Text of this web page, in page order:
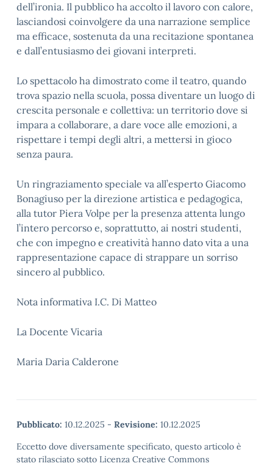
dell’ironia. Il pubblico ha accolto il lavoro con calore,
lasciandosi coinvolgere da una narrazione semplice
ma efficace, sostenuta da una recitazione spontanea
e dall’entusiasmo dei giovani interpreti.
Lo spettacolo ha dimostrato come il teatro, quando
trova spazio nella scuola, possa diventare un luogo di
crescita personale e collettiva: un territorio dove si
impara a collaborare, a dare voce alle emozioni, a
rispettare i tempi degli altri, a mettersi in gioco
senza paura.
Un ringraziamento speciale va all’esperto Giacomo
Bonagiuso per la direzione artistica e pedagogica,
alla tutor Piera Volpe per la presenza attenta lungo
l’intero percorso e, soprattutto, ai nostri studenti,
che con impegno e creatività hanno dato vita a una
rappresentazione capace di strappare un sorriso
sincero al pubblico.
Nota informativa I.C. Di Matteo
La Docente Vicaria
Maria Daria Calderone
Pubblicato: 10.12.2025 - Revisione: 10.12.2025
Eccetto dove diversamente specificato, questo articolo è
stato rilasciato sotto Licenza Creative Commons